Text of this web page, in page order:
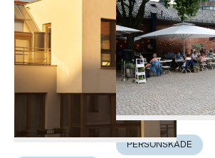
PERSONSKADE